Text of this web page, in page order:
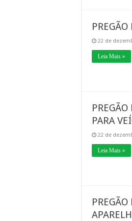
22 de
Leia Mais »
PARA
22 de
Leia Mais »